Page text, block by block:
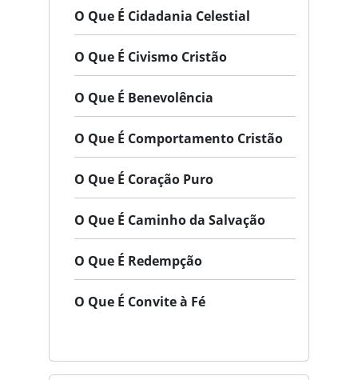
O Que É Cidadania Celestial
O Que É Civismo Cristão
O Que É Benevolência
O Que É Comportamento Cristão
O Que É Coração Puro
O Que É Caminho da Salvação
O Que É Redempção
O Que É Convite à Fé